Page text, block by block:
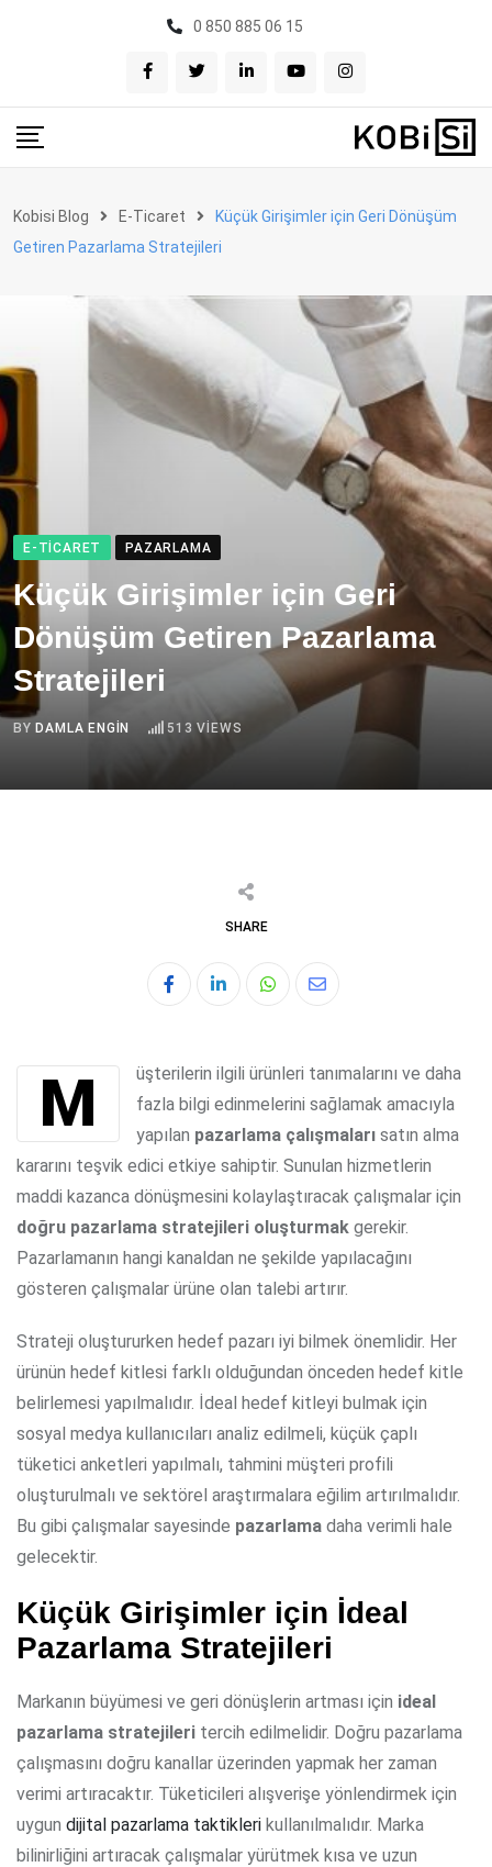
0 850 885 06 15
Kobisi Blog E-Ticaret
Küçük Girişimler için Geri Dönüşüm
Getiren Pazarlama Stratejileri
E-TICARET PAZARLAMA
Küçük Girişimler için Geri
Dönüşüm Getiren Pazarlama
Stratejileri
BY DAMLA ENGIN 513 VIEWS
SHARE
Whatsapp
Share
Müşterilerin ilgili ürünleri tanımalarını ve daha
fazla bilgi edinmelerini sağlamak amacıyla
yapılan pazarlama çalışmaları satın alma
kararını teşvik edici etkiye sahiptir. Sunulan hizmetlerin
maddi kazanca dönüşmesini kolaylaştıracak çalışmalar için
doğru pazarlama stratejileri oluşturmak gerekir.
Pazarlamanın hangi kanaldan ne şekilde yapılacağını
gösteren çalışmalar ürüne olan talebi artırır.
Strateji oluştururken hedef pazarı iyi bilmek önemlidir. Her
ürünün hedef kitlesi farklı olduğundan önceden hedef kitle
belirlemesi yapılmalıdır. İdeal hedef kitleyi bulmak için
sosyal medya kullanıcıları analiz edilmeli, küçük çaplı
tüketici anketleri yapılmalı, tahmini müşteri profili
oluşturulmalı ve sektörel araştırmalara eğilim artırılmalıdır.
Bu gibi çalışmalar sayesinde pazarlama daha verimli hale
gelecektir.
Küçük Girişimler için İdeal
Pazarlama Stratejileri
Markanın büyümesi ve geri dönüşlerin artması için ideal
pazarlama stratejileri tercih edilmelidir. Doğru pazarlama
çalışmasını doğru kanallar üzerinden yapmak her zaman
verimi artıracaktır. Tüketicileri alışverişe yönlendirmek için
uygun dijital pazarlama taktikleri kullanılmalıdır. Marka
bilinirliğini artıracak çalışmalar yürütmek kısa ve uzun